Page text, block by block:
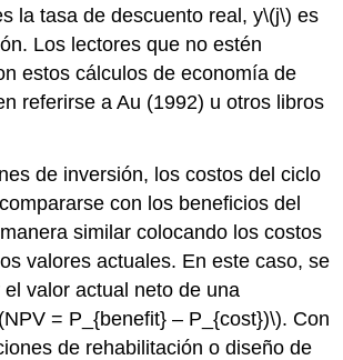
la tasa de descuento real, y\(j\) es
Los lectores que no estén
estos cálculos de economía de
referirse a Au (1992) u otros libros
de inversión, los costos del ciclo
con los beneficios del
similar colocando los costos
valores actuales. En este caso, se
valor actual neto de una
= P_{benefit} – P_{cost})\). Con
de rehabilitación o diseño de